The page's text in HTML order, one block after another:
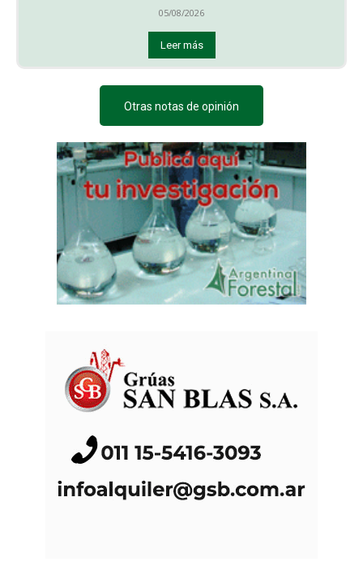
05/08/2026
Leer más
Otras notas de opinión